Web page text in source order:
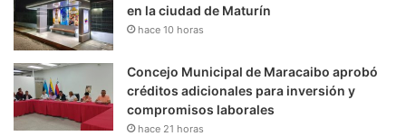
en la ciudad de Maturín
hace 10 horas
Concejo Municipal de Maracaibo aprobó
créditos adicionales para inversión y
compromisos laborales
hace 21 horas